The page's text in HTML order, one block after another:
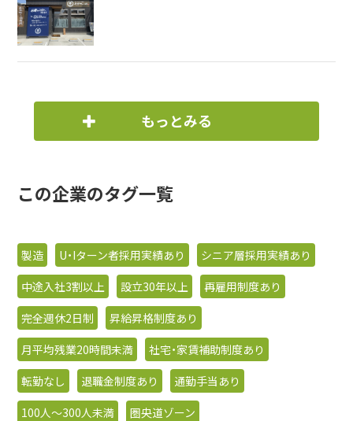
もっとみる
この企業のタグ一覧
製造 U・Iターン者採用実績あり
シニア層採用実績あり
中途入社3割以上
設立30年以上
再雇用制度あり
完全週休2日制
昇給昇格制度あり
月平均残業20時間未満
社宅・家賃補助制度あり
転勤なし
退職金制度あり
通勤手当あり
100人〜300人未満
圏央道ゾーン